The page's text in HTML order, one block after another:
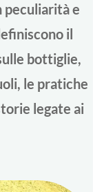
peculiarità e
il
bottiglie,
le pratiche
legate ai